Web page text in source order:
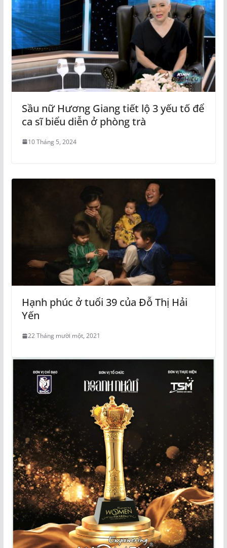
Sầu nữ Hương Giang tiết lộ 3 yếu tố để
ca sĩ biểu diễn ở phòng trà
10 Tháng 5, 2024
Hạnh phúc ở tuổi 39 của Đỗ Thị Hải
Yến
22 Tháng mười một, 2021